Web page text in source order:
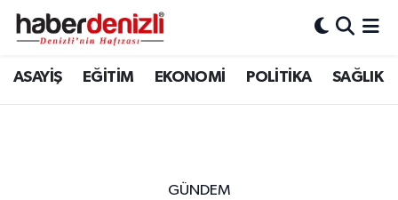
ASAYİŞ EĞİTİM EKONOMİ POLİTİKA SAĞLIK
GÜNDEM
Denizli Nöbetçi Eczaneler